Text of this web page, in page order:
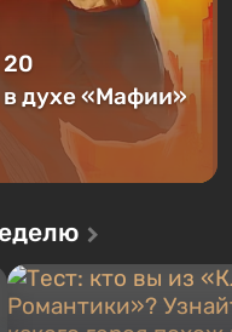
20
духе «Мафии»